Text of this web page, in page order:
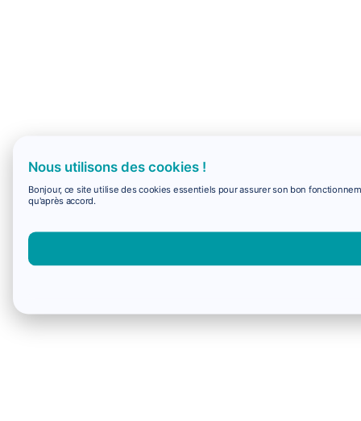
Nous utilisons des cookies !
Bonjour, ce site utilise des cookies essentiels pour assurer son bon
qu'après accord.